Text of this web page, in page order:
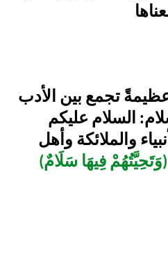
تجمع بين الأدب
السلام عليكم
والملائكة وأهل
(وَتَحِيَّتُهُمْ فِيهَا سَلَامٌ)